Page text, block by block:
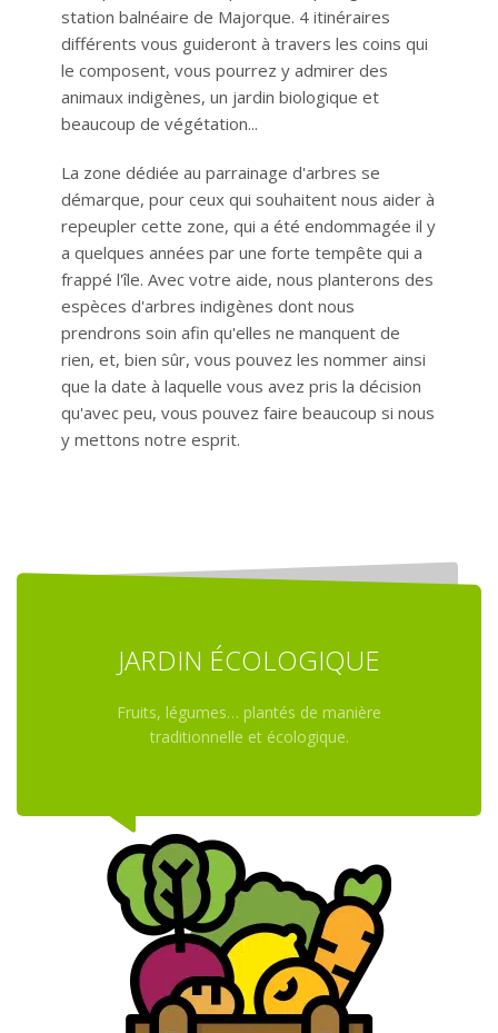
station balnéaire de Majorque. 4 itinéraires
différents vous guideront à travers les coins qui
le composent, vous pourrez y admirer des
animaux indigènes, un jardin biologique et
beaucoup de végétation...
La zone dédiée au parrainage d'arbres se
démarque, pour ceux qui souhaitent nous aider à
repeupler cette zone, qui a été endommagée il y
a quelques années par une forte tempête qui a
frappé l'île. Avec votre aide, nous planterons des
espèces d'arbres indigènes dont nous
prendrons soin afin qu'elles ne manquent de
rien, et, bien sûr, vous pouvez les nommer ainsi
que la date à laquelle vous avez pris la décision
qu'avec peu, vous pouvez faire beaucoup si nous
y mettons notre esprit.
JARDIN ÉCOLOGIQUE
Fruits, légumes… plantés de manière
traditionnelle et écologique.